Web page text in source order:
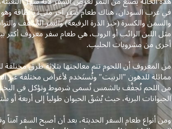
في غرب السودان، هناك طعام سفرٍ آخر مليء بالطاقة
والسمن والكسرة (خبز الذرة الرفيعة) والتمر المُجفَّف
مثل اللبن الرائب أو الروب، هي طعام سفر معروف أكثر
أخرى من مشروبات الحليب.
من المعروف أن اللحوم تتم معالجتها بثلاثة طرق
مماثلة للدهون "الربيت" وتُستَخدم لأغراض مختلفة غير
من اللحم تُجفَّف بالشمس تُسمى شرموط وتؤكل في
الحيوانات البرية، حيث يُشقّ الحيوان طولياً إلى أربعة أو
ومن أنواع طعام السفر الحديثة، بعد أن أصبح السفر